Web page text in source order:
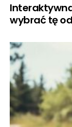
wybrać tę